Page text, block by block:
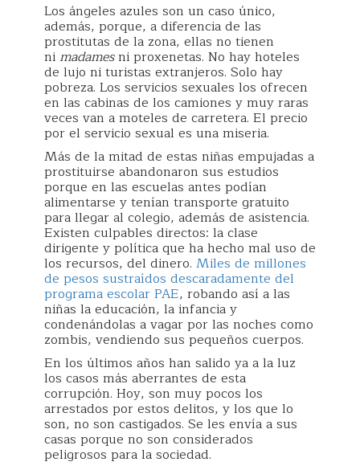
Los ángeles azules son un caso único,
además, porque, a diferencia de las
prostitutas de la zona, ellas no tienen
ni madamesni proxenetas. No hay hoteles
de lujo ni turistas extranjeros. Solo hay
pobreza. Los servicios sexuales los ofrecen
en las cabinas de los camiones y muy raras
veces van a moteles de carretera. El precio
por el servicio sexual es una miseria.
Más de la mitad de estas niñas empujadas a
prostituirse abandonaron sus estudios
porque en las escuelas antes podían
alimentarse y tenían transporte gratuito
para llegar al colegio, además de asistencia.
Existen culpables directos: la clase
dirigente y política que ha hecho mal uso de
los recursos, del dinero. Miles de millones
de pesos sustraídos descaradamente del
programa escolar PAE, robando así a las
niñas la educación, la infancia y
condenándolas a vagar por las noches como
zombis, vendiendo sus pequeños cuerpos.
En los últimos años han salido ya a la luz
los casos más aberrantes de esta
corrupción. Hoy, son muy pocos los
arrestados por estos delitos, y los que lo
son, no son castigados. Se les envía a sus
casas porque no son considerados
peligrosos para la sociedad.